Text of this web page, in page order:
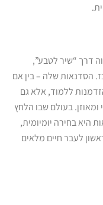
דרך “שיר לטבע”,
הסדנאות שלה – בין אם
ללמוד, אלא גם
בעולם שבו הלחץ
היא בחירה יומיומית,
לעבר חיים מלאים